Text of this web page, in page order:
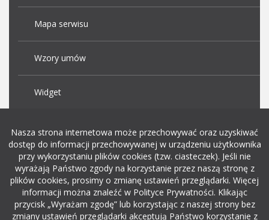
Mapa serwisu
Wzory umów
Widget
Dodaj ogłoszenie o pracę
rekrutacja w it
Nasza strona internetowa może przechowywać oraz uzyskiwać
dostęp do informacji przechowywanej w urządzeniu użytkownika
przy wykorzystaniu plików cookies (tzw. ciasteczek). Jeśli nie
wyrażają Państwo zgody na korzystanie przez naszą stronę z
plików cookies, prosimy o zmianę ustawień przeglądarki. Więcej
informacji można znaleźć w Polityce Prywatności. Klikając
przycisk „Wyrażam zgodę” lub korzystając z naszej strony bez
zmiany ustawień przeglądarki akceptują Państwo korzystanie z